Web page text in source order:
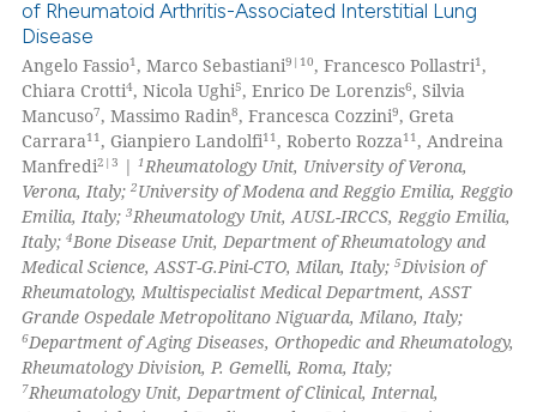
in which section the
was made.
Supporting
Mentioning
Contrasting
how this article has been
atscite.ai
shows how a scientific paper
been cited by providing the
of the citation, a
describing whether
of Rheumatoid Arthritis-Associated Interstitial Lung
Disease
Angelo Fassio1, Marco Sebastiani9|10, Francesco Pollastri1,
Chiara Crotti4, Nicola Ughi5, Enrico De Lorenzis6, Silvia
Mancuso7, Massimo Radin8, Francesca Cozzini9, Greta
Carrara11, Gianpiero Landolfi11, Roberto Rozza11, Andreina
Manfredi2|3 |1Rheumatology Unit, University of Verona,
Verona, Italy;2University of Modena and Reggio Emilia, Reggio
Emilia, Italy;3Rheumatology Unit, AUSL-IRCCS, Reggio Emilia,
Italy;4Bone Disease Unit, Department of Rheumatology and
Medical Science, ASST-G.Pini-CTO, Milan, Italy;5Division of
Rheumatology, Multispecialist Medical Department, ASST
Grande Ospedale Metropolitano Niguarda, Milano, Italy;
6Department of Aging Diseases, Orthopedic and Rheumatology,
Rheumatology Division, P. Gemelli, Roma, Italy;
7Rheumatology Unit, Department of Clinical, Internal,